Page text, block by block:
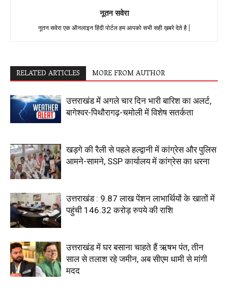
नूतन सवेरा
नूतन सवेरा एक ऑनलाइन हिंदी पोर्टल हम आपको सभी सही ख़बरे देते है |
RELATED ARTICLES MORE FROM AUTHOR
उत्तराखंड में अगले चार दिन भारी बारिश का अलर्ट,
बागेश्वर-पिथौरागढ़-चमोली में विशेष सतर्कता
खड़गे की रैली से पहले हल्द्वानी में कांग्रेस और पुलिस
आमने-सामने, SSP कार्यालय में कांग्रेस का धरना
उत्तराखंड : 9.87 लाख पेंशन लाभार्थियों के खातों में
पहुंची 146.32 करोड़ रुपये की राशि
उत्तराखंड में घर बसाना चाहते हैं ऋषभ पंत, तीन
साल से तलाश रहे जमीन, अब सीएम धामी से मांगी
मदद